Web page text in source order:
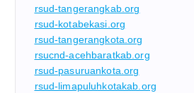
rsud-tangerangkab.org
rsud-kotabekasi.org
rsud-tangerangkota.org
rsucnd-acehbaratkab.org
rsud-pasuruankota.org
rsud-limapuluhkotakab.org